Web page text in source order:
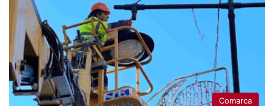
Comarca